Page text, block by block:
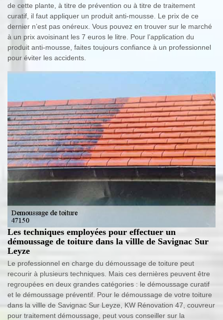
de cette plante, à titre de prévention ou à titre de traitement
curatif, il faut appliquer un produit anti-mousse. Le prix de ce
dernier n’est pas onéreux. Vous pouvez en trouver sur le marché
à un prix avoisinant les 7 euros le litre. Pour l’application du
produit anti-mousse, faites toujours confiance à un professionnel
pour éviter les accidents.
Les techniques employées pour effectuer un
démoussage de toiture dans la villle de Savignac Sur
Leyze
Le professionnel en charge du démoussage de toiture peut
recourir à plusieurs techniques. Mais ces dernières peuvent être
regroupées en deux grandes catégories : le démoussage curatif
et le démoussage préventif. Pour le démoussage de votre toiture
dans la villle de Savignac Sur Leyze, KW Rénovation 47, couvreur
pour traitement démoussage, peut vous conseiller sur la